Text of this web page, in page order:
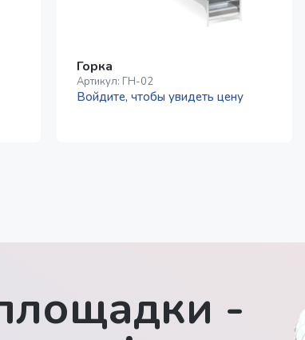
Горка
Артикул: ГН-02
Войдите, чтобы увидеть цену
-